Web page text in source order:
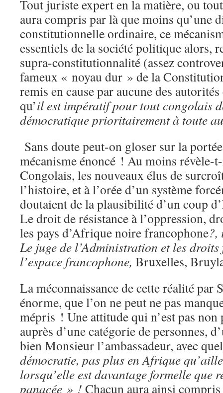
Tout juriste expert en la matière, ou
aura compris par là que moins qu’une
constitutionnelle ordinaire, ce
essentiels de la société politique alors,
supra-constitutionnalité (assez
fameux « noyau dur » de la
remis en cause par aucune des
qu’il est impératif pour tout congolais
démocratique prioritairement à toute
Sans doute peut-on gloser sur la
mécanisme énoncé ! Au moins révèle-
Congolais, les nouveaux élus de
l’histoire, et à l’orée d’un système
doutaient de la plausibilité d’un coup
Le droit de résistance à l’oppression,
les pays d’Afrique noire francophone
Le juge de l’Administration et les
l’espace francophone, Bruxelles,
La méconnaissance de cette réalité par
énorme, que l’on ne peut ne pas
mépris ! Une attitude qui n’est pas non
auprès d’une catégorie de personnes,
bien Monsieur l’ambassadeur, avec
démocratie, pas plus en Afrique
lorsqu’elle est davantage formelle que
panacée » ! Chacun aura ainsi